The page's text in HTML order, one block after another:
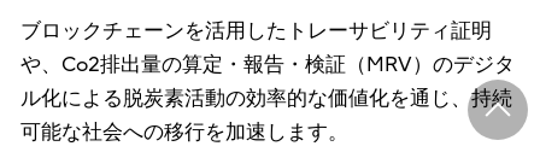
ブロックチェーンを活用したトレーサビリティ証明
や、Co2排出量の算定・報告・検証（MRV）のデジタ
ル化による脱炭素活動の効率的な価値化を通じ、持続
可能な社会への移行を加速します。